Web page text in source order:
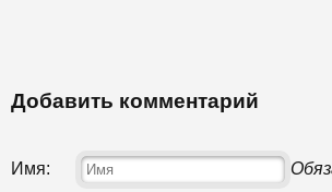
Добавить комментарий
Имя: